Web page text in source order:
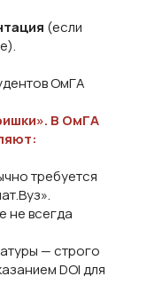
(если
ОмГА
В ОмГА
требуется
не всегда
— строго
DOI для